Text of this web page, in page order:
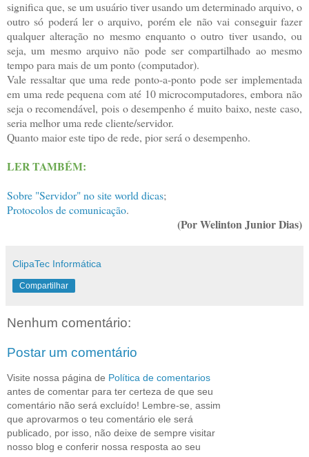
significa que, se um usuário tiver usando um determinado arquivo, o
outro só poderá ler o arquivo, porém ele não vai conseguir fazer
qualquer alteração no mesmo enquanto o outro tiver usando, ou
seja, um mesmo arquivo não pode ser compartilhado ao mesmo
tempo para mais de um ponto (computador).
Vale ressaltar que uma rede ponto-a-ponto pode ser implementada
em uma rede pequena com até 10 microcomputadores, embora não
seja o recomendável, pois o desempenho é muito baixo, neste caso,
seria melhor uma rede cliente/servidor.
Quanto maior este tipo de rede, pior será o desempenho.
LER TAMBÉM:
Sobre "Servidor" no site world dicas;
Protocolos de comunicação.
(Por Welinton Junior Dias)
ClipaTec Informática
Compartilhar
Nenhum comentário:
Postar um comentário
Visite nossa página de Política de comentarios
antes de comentar para ter certeza de que seu
comentário não será excluído! Lembre-se, assim
que aprovarmos o teu comentário ele será
publicado, por isso, não deixe de sempre visitar
nosso blog e conferir nossa resposta ao seu